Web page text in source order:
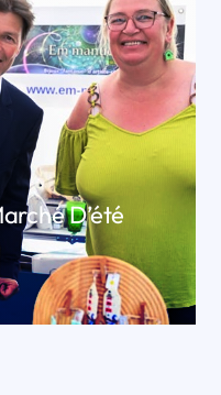
D’été